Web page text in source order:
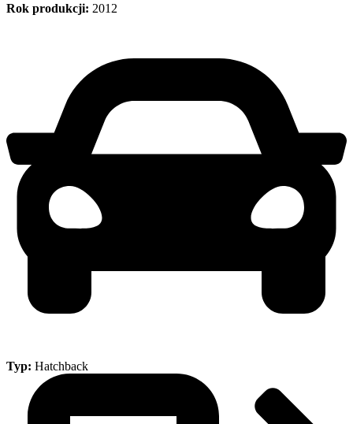
Rok produkcji: 2012
Typ: Hatchback